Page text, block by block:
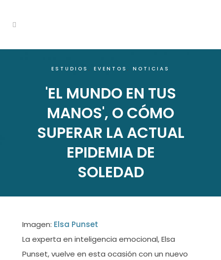
ESTUDIOS , EVENTOS , NOTICIAS
'EL MUNDO EN TUS
MANOS', O CÓMO
SUPERAR LA ACTUAL
EPIDEMIA DE
SOLEDAD
Imagen: Elsa Punset
La experta en inteligencia emocional, Elsa
Punset, vuelve en esta ocasión con un nuevo